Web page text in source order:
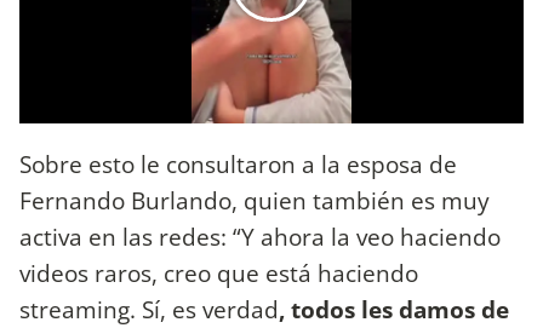
Sobre esto le consultaron a la esposa de
Fernando Burlando, quien también es muy
activa en las redes: “Y ahora la veo haciendo
videos raros, creo que está haciendo
streaming. Sí, es verdad, todos les damos de